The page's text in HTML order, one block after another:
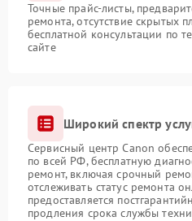
Точные прайс-листы,
ремонта, отсутствие скрытых
бесплатной консультации по
сайте
Широкий спектр
Сервисный центр Canon
по всей РФ, бесплатную
ремонт, включая срочный
отслеживать статус ремонта
предоставляется
продления срока службы